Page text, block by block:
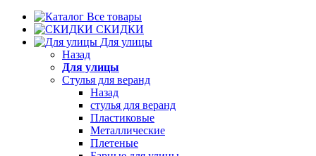
Все товары
СКИДКИ
Для улицы
Назад
Для улицы
Стулья для веранд
Назад
стулья для веранд
Пластиковые
Металлические
Плетеные